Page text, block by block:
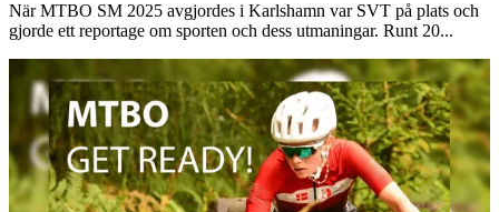
När MTBO SM 2025 avgjordes i Karlshamn var SVT på plats och
gjorde ett reportage om sporten och dess utmaningar. Runt 20...